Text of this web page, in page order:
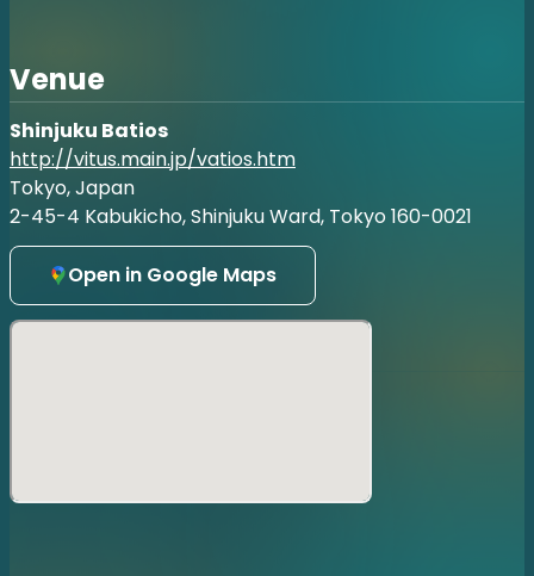
自由席とさせていただきます。
・許可のない写真撮影、録画、録音等の行為は禁止とさせて
いただきます。
・会場内での飲食は禁止とさせていただきます。
・未就学児童のご入場をご遠慮いただいております。
Venue
Shinjuku Batios
http://vitus.main.jp/vatios.htm
Tokyo, Japan
2-45-4 Kabukicho, Shinjuku Ward, Tokyo 160-0021
Open in Google Maps